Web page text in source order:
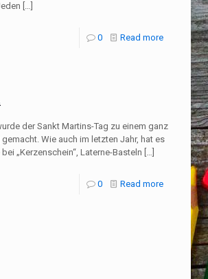
[…]
0 Read more
der Sankt Martins-Tag zu einem ganz
Wie auch im letzten Jahr, hat es
„Kerzenschein“, Laterne-Basteln […]
0 Read more